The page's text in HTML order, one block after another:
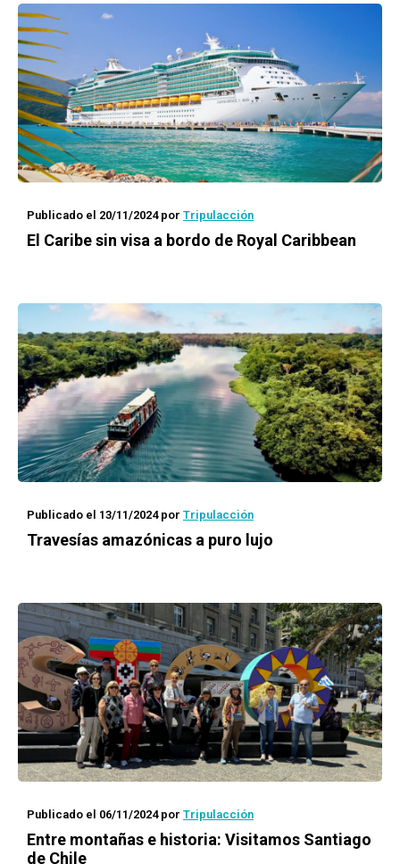
Publicado el 20/11/2024por Tripulacción
El Caribe sin visa a bordo de Royal Caribbean
Publicado el 13/11/2024por Tripulacción
Travesías amazónicas a puro lujo
Publicado el 06/11/2024por Tripulacción
Entre montañas e historia: Visitamos Santiago
de Chile